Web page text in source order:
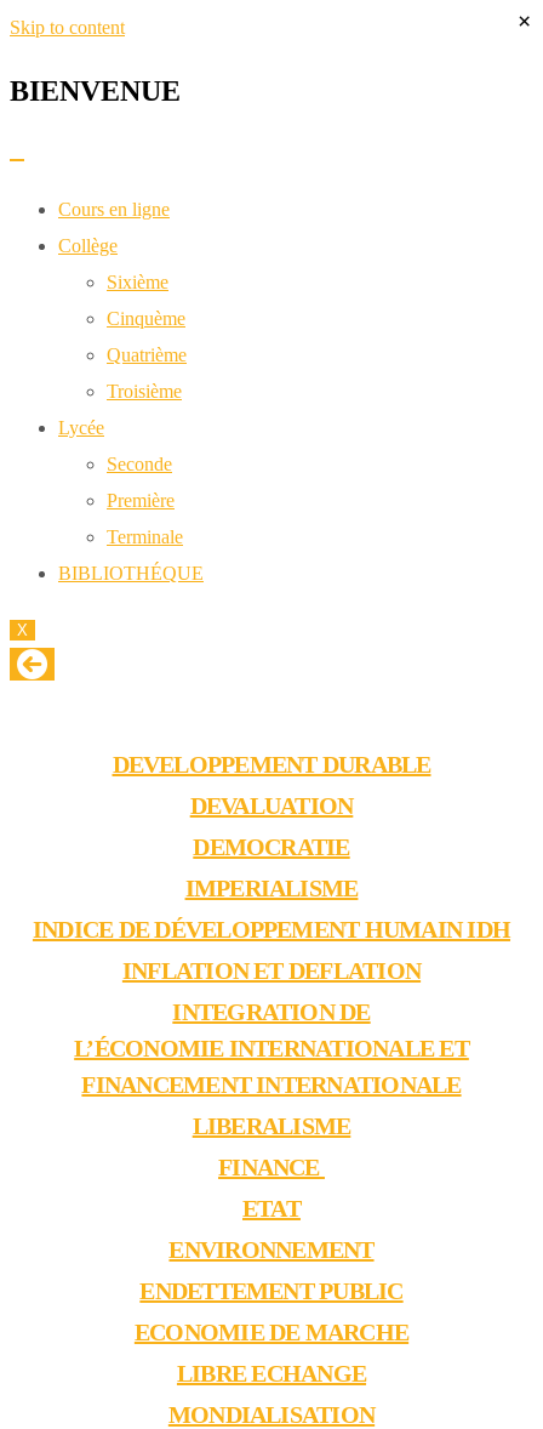
Skip to content
BIENVENUE​
Cours en ligne
Collège
Sixième
Cinquème
Quatrième
Troisième
Lycée
Seconde
Première
Terminale
BIBLIOTHÉQUE
X
DEVELOPPEMENT DURABLE
DEVALUATION
DEMOCRATIE
IMPERIALISME
INDICE DE DÉVELOPPEMENT HUMAIN IDH
INFLATION ET DEFLATION
INTEGRATION DE
L’ÉCONOMIE INTERNATIONALE ET
FINANCEMENT INTERNATIONALE
LIBERALISME
FINANCE
ETAT
ENVIRONNEMENT
ENDETTEMENT PUBLIC
ECONOMIE DE MARCHE
LIBRE ECHANGE
MONDIALISATION
×